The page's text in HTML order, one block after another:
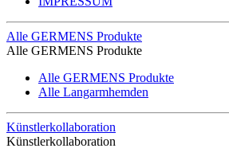
Alle GERMENS Produkte
Alle GERMENS Produkte
Alle GERMENS Produkte
Alle Langarmhemden
Künstlerkollaboration
Künstlerkollaboration